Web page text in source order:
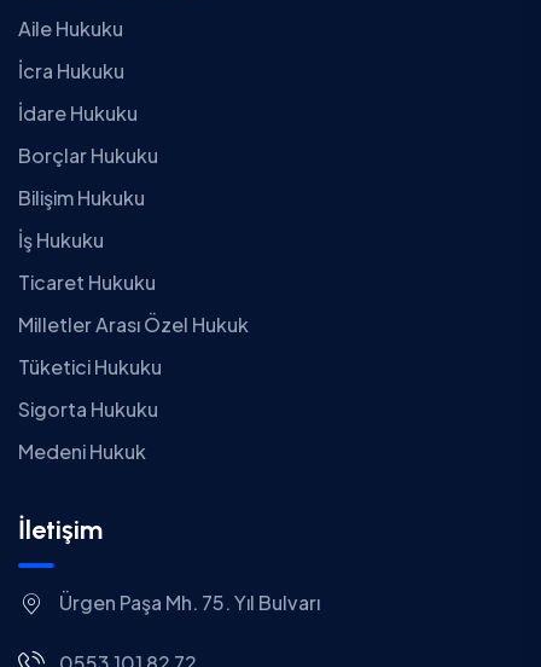
Aile Hukuku
İcra Hukuku
İdare Hukuku
Borçlar Hukuku
Bilişim Hukuku
İş Hukuku
Ticaret Hukuku
Milletler Arası Özel Hukuk
Tüketici Hukuku
Sigorta Hukuku
Medeni Hukuk
İletişim
Ürgen Paşa Mh. 75. Yıl Bulvarı